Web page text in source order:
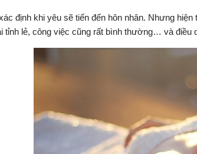
định khi yêu sẽ tiến đến hôn nhân. Nhưng
tỉnh lẻ, công việc cũng rất bình thường… và điều